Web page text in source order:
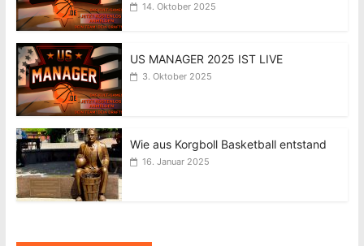
14. Oktober 2025
US MANAGER 2025 IST LIVE
3. Oktober 2025
Wie aus Korgboll Basketball entstand
16. Januar 2025